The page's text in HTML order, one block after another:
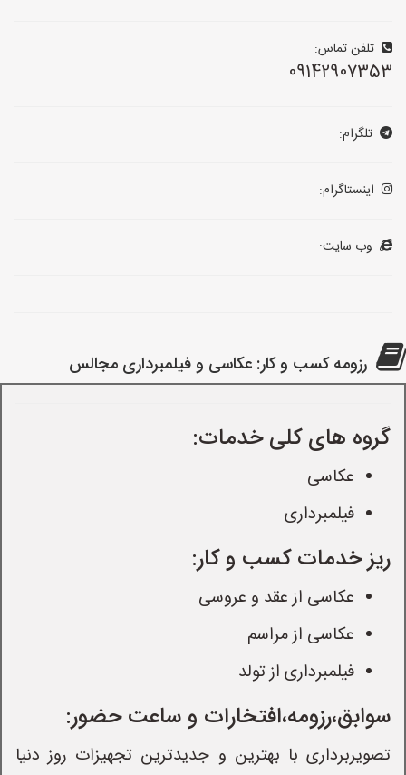
تلفن تماس:
09142907353
تلگرام:
اینستاگرام:
وب سایت:
رزومه کسب و کار: عکاسی و فیلمبرداری مجالس
گروه های کلی خدمات:
عکاسی
فیلمبرداری
ریز خدمات کسب و کار:
عکاسی از عقد و عروسی
عکاسی از مراسم
فیلمبرداری از تولد
سوابق،رزومه،افتخارات و ساعت حضور:
تصویربرداری با بهترین و جدیدترین تجهیزات روز دنیا